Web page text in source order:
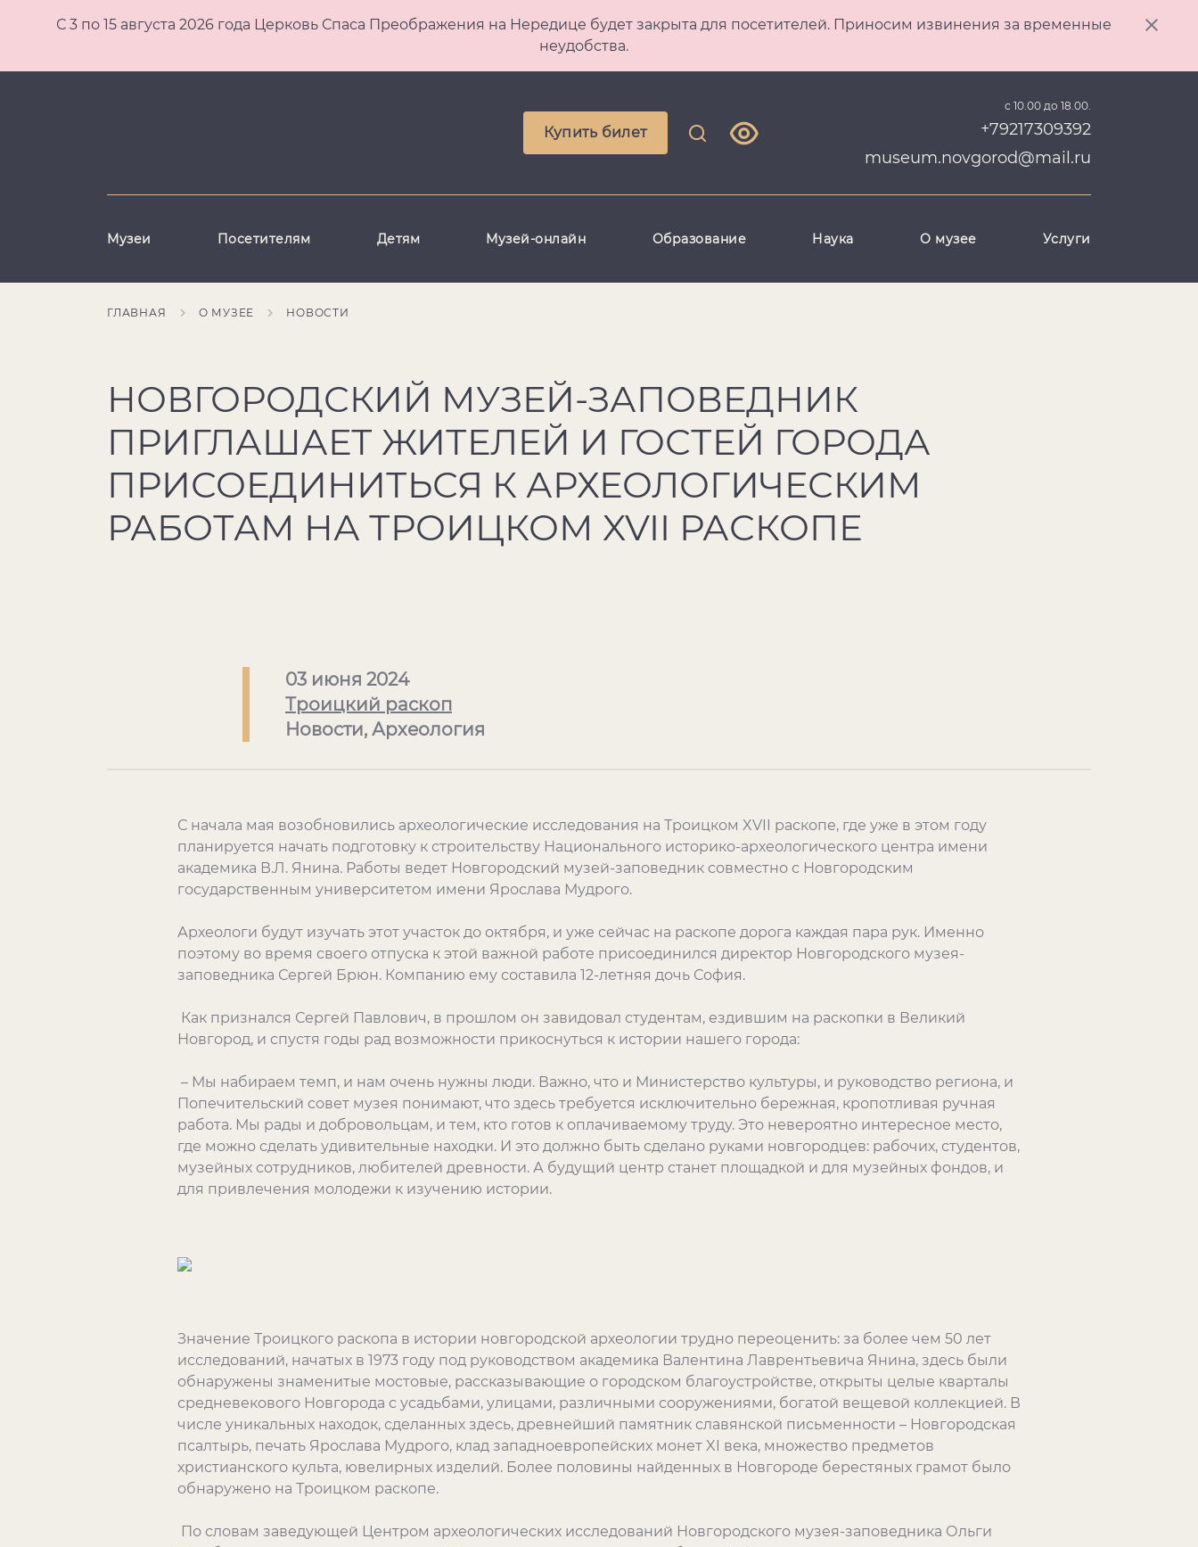
С 3 по 15 августа 2026 года Церковь Спаса Преображения на Нередице будет закрыта для посетителей. Приносим извинения за временные
неудобства.
Купить билет
с 10.00 до 18.00.
+79217309392
museum.novgorod@mail.ru
Музеи Посетителям Детям Музей-онлайн Образование Наука О музее Услуги
ГЛАВНАЯ О МУЗЕЕ НОВОСТИ
НОВГОРОДСКИЙ МУЗЕЙ-ЗАПОВЕДНИК
ПРИГЛАШАЕТ ЖИТЕЛЕЙ И ГОСТЕЙ ГОРОДА
ПРИСОЕДИНИТЬСЯ К АРХЕОЛОГИЧЕСКИМ
РАБОТАМ НА ТРОИЦКОМ XVII РАСКОПЕ
03 июня 2024
Троицкий раскоп
Новости, Археология
С начала мая возобновились археологические исследования на Троицком XVII раскопе, где уже в этом году
планируется начать подготовку к строительству Национального историко-археологического центра имени
академика В.Л. Янина. Работы ведет Новгородский музей-заповедник совместно с Новгородским
государственным университетом имени Ярослава Мудрого.
Археологи будут изучать этот участок до октября, и уже сейчас на раскопе дорога каждая пара рук. Именно
поэтому во время своего отпуска к этой важной работе присоединился директор Новгородского музея-
заповедника Сергей Брюн. Компанию ему составила 12-летняя дочь София.
Как признался Сергей Павлович, в прошлом он завидовал студентам, ездившим на раскопки в Великий
Новгород, и спустя годы рад возможности прикоснуться к истории нашего города:
– Мы набираем темп, и нам очень нужны люди. Важно, что и Министерство культуры, и руководство региона, и
Попечительский совет музея понимают, что здесь требуется исключительно бережная, кропотливая ручная
работа. Мы рады и добровольцам, и тем, кто готов к оплачиваемому труду. Это невероятно интересное место,
где можно сделать удивительные находки. И это должно быть сделано руками новгородцев: рабочих, студентов,
музейных сотрудников, любителей древности. А будущий центр станет площадкой и для музейных фондов, и
для привлечения молодежи к изучению истории.
Значение Троицкого раскопа в истории новгородской археологии трудно переоценить: за более чем 50 лет
исследований, начатых в 1973 году под руководством академика Валентина Лаврентьевича Янина, здесь были
обнаружены знаменитые мостовые, рассказывающие о городском благоустройстве, открыты целые кварталы
средневекового Новгорода с усадьбами, улицами, различными сооружениями, богатой вещевой коллекцией. В
числе уникальных находок, сделанных здесь, древнейший памятник славянской письменности – Новгородская
псалтырь, печать Ярослава Мудрого, клад западноевропейских монет XI века, множество предметов
христианского культа, ювелирных изделий. Более половины найденных в Новгороде берестяных грамот было
обнаружено на Троицком раскопе.
По словам заведующей Центром археологических исследований Новгородского музея-заповедника Ольги